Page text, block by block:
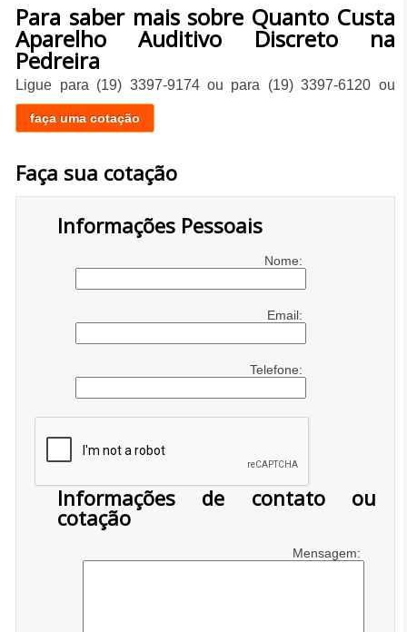
Para saber mais sobre Quanto Custa
Aparelho Auditivo Discreto na
Pedreira
Ligue para (19) 3397-9174ou para (19) 3397-6120 ou
faça uma cotação
Faça sua cotação
Informações Pessoais
Nome:
Email:
Telefone:
Informações de contato ou
cotação
Mensagem: